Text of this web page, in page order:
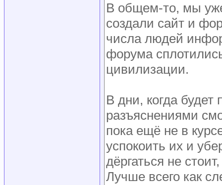
В общем-то, мы
создали сайт и
числа людей
форума
цивилизации.
В дни, когда
разъяснениями
пока ещё не в
успокоить их и
дёргаться не
Лучше всего как